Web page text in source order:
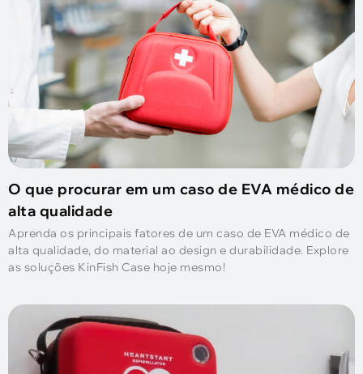
O que procurar em um caso de EVA médico de
alta qualidade
Aprenda os principais fatores de um caso de EVA médico de
alta qualidade, do material ao design e durabilidade. Explore
as soluções KinFish Case hoje mesmo!